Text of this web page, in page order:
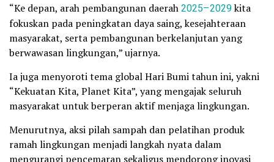
“Ke depan, arah pembangunan daerah2025–2029kita
fokuskan pada peningkatan daya saing, kesejahteraan
masyarakat, serta pembangunan berkelanjutan yang
berwawasan lingkungan,” ujarnya.
Ia juga menyoroti tema global Hari Bumi tahun ini, yakni
“Kekuatan Kita, Planet Kita”, yang mengajak seluruh
masyarakat untuk berperan aktif menjaga lingkungan.
Menurutnya, aksi pilah sampah dan pelatihan produk
ramah lingkungan menjadi langkah nyata dalam
mengurangi pencemaran sekaligus mendorong inovasi